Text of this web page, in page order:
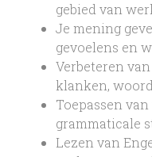
gebied van
Je mening
gevoelens en
Verbeteren
klanken,
Toepassen
grammaticale
Lezen van